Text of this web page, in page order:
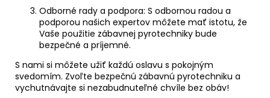
Odborné rady a podpora: S odbornou radou a
podporou našich expertov môžete mať istotu, že
Vaše použitie zábavnej pyrotechniky bude
bezpečné a príjemné.
S nami si môžete užiť každú oslavu s pokojným
svedomím. Zvoľte bezpečnú zábavnú pyrotechniku a
vychutnávajte si nezabudnuteľné chvíle bez obáv!